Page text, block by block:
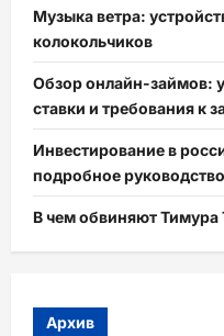
Музыка ветра:
колокольчиков
Обзор онлайн-займов:
ставки и требования к
Инвестирование в
подробное руководство
В чем обвиняют Тимура
Архив